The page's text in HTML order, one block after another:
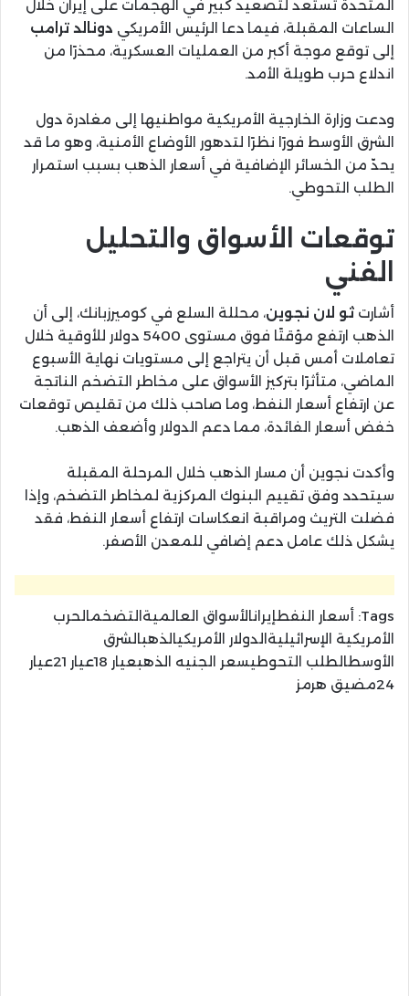
المتحدة تستعد لتصعيد كبير في الهجمات على إيران خلال
الساعات المقبلة، فيما دعا الرئيس الأمريكي دونالد ترامب
إلى توقع موجة أكبر من العمليات العسكرية، محذرًا من
اندلاع حرب طويلة الأمد.
ودعت وزارة الخارجية الأمريكية مواطنيها إلى مغادرة دول
الشرق الأوسط فورًا نظرًا لتدهور الأوضاع الأمنية، وهو ما قد
يحدّ من الخسائر الإضافية في أسعار الذهب بسبب استمرار
الطلب التحوطي.
توقعات الأسواق والتحليل
الفني
أشارت ثو لان نجوين، محللة السلع في كوميرزبانك، إلى أن
الذهب ارتفع مؤقتًا فوق مستوى 5400 دولار للأوقية خلال
تعاملات أمس قبل أن يتراجع إلى مستويات نهاية الأسبوع
الماضي، متأثرًا بتركيز الأسواق على مخاطر التضخم الناتجة
عن ارتفاع أسعار النفط، وما صاحب ذلك من تقليص توقعات
خفض أسعار الفائدة، مما دعم الدولار وأضعف الذهب.
وأكدت نجوين أن مسار الذهب خلال المرحلة المقبلة
سيتحدد وفق تقييم البنوك المركزية لمخاطر التضخم، وإذا
فضلت التريث ومراقبة انعكاسات ارتفاع أسعار النفط، فقد
يشكل ذلك عامل دعم إضافي للمعدن الأصفر.
Tags: أسعار النفطإيرانالأسواق العالميةالتضخمالحرب
الأمريكية الإسرائيليةالدولار الأمريكيالذهبالشرق
الأوسطالطلب التحوطيسعر الجنيه الذهبعيار 18عيار 21عيار
24مضيق هرمز